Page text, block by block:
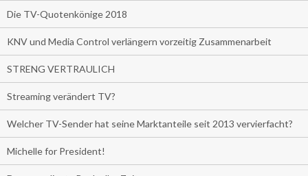
Die TV-Quotenkönige 2018
KNV und Media Control verlängern vorzeitig Zusammenarbeit
STRENG VERTRAULICH
Streaming verändert TV?
Welcher TV-Sender hat seine Marktanteile seit 2013 vervierfacht?
Michelle for President!